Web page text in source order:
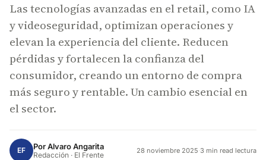
Las tecnologías avanzadas en el retail, como IA
y videoseguridad, optimizan operaciones y
elevan la experiencia del cliente. Reducen
pérdidas y fortalecen la confianza del
consumidor, creando un entorno de compra
más seguro y rentable. Un cambio esencial en
el sector.
EF PorAlvaro Angarita
Redacción · El Frente 28 noviembre 2025·3 min read lectura